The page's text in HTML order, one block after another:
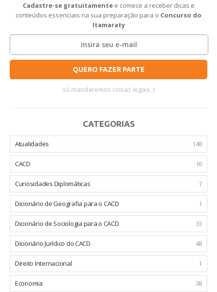
Cadastre-se gratuitamentee comece a receber dicas e
conteúdos essenciais na sua preparação para o Concurso do
Itamaraty
QUERO FAZER PARTE
só mandaremos coisas legais :)
CATEGORIAS
Atualidades 148
CACD 16
Curiosidades Diplomáticas 7
Dicionário de Geografia para o CACD 1
Dicionário de Sociologia para o CACD 33
Dicionário Jurídico do CACD 48
Direito Internacional 1
Economia 38